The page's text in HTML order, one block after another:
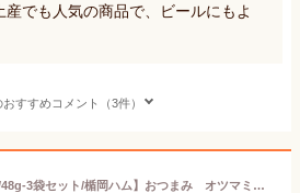
でも人気の商品で、ビールにもよ
すすめコメント（3件）
【牛たんジャーキー/48g-3袋セット/楯岡ハム】おつまみ オツマミ 珍味 牛タン ジャーキー ビーフジャーキー 肴 晩酌 家飲み 宅呑み